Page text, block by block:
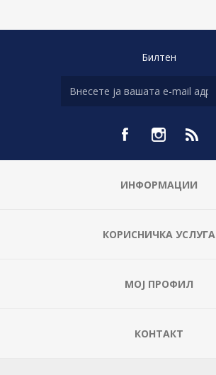
Билтен
ИНФОРМАЦИИ
КОРИСНИЧКА УСЛУГА
МОЈ ПРОФИЛ
КОНТАКТ